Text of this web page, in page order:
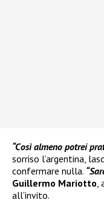
“Così almeno potrei
sorriso l’argentina,
confermare nulla.
Guillermo Mariotto,
all’invito.